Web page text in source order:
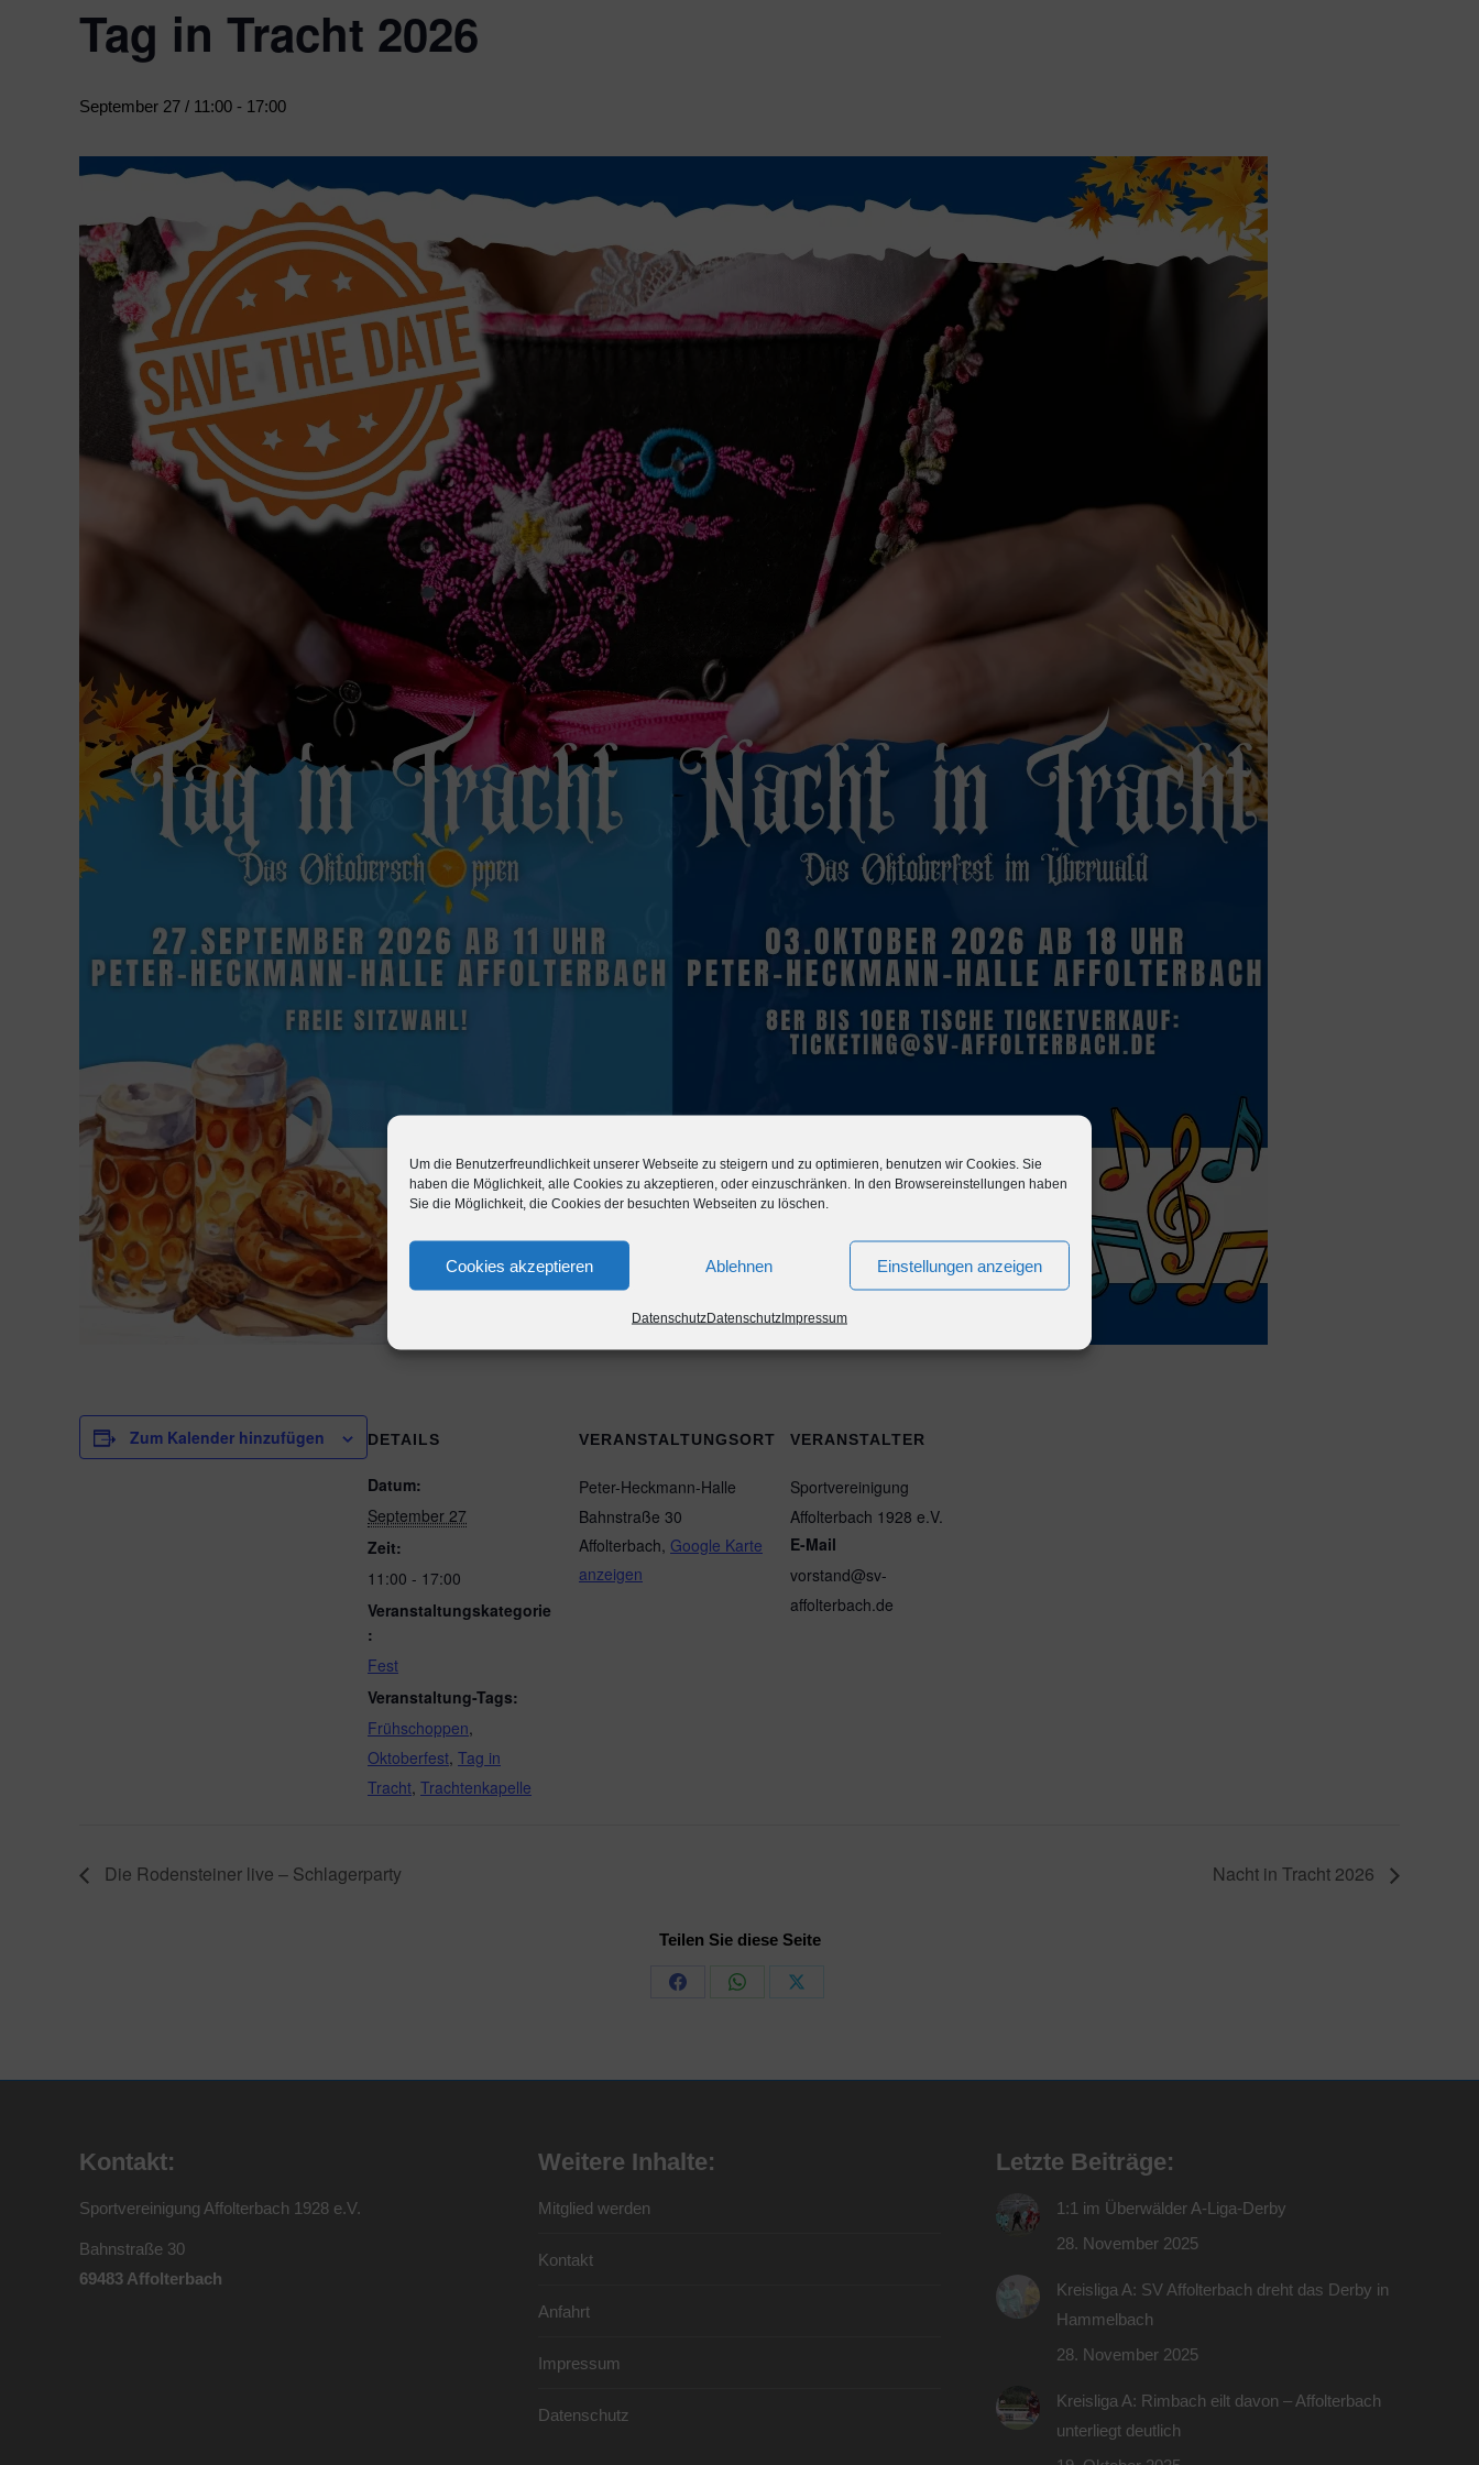
Um die Benutzerfreundlichkeit unserer Webseite zu steigern und zu optimieren, benutzen wir Cookies. Sie
haben die Möglichkeit, alle Cookies zu akzeptieren, oder einzuschränken. In den Browsereinstellungen haben
Sie die Möglichkeit, die Cookies der besuchten Webseiten zu löschen.
Cookies akzeptieren Ablehnen Einstellungen anzeigen
DatenschutzDatenschutzImpressum
Tag in Tracht 2026
September 27 / 11:00 - 17:00
Zum Kalender hinzufügen DETAILS
Datum:
September 27
Zeit:
11:00 - 17:00
Veranstaltungskategorie
:
Fest
Veranstaltung-Tags:
Frühschoppen,
Oktoberfest, Tag in
Tracht, Trachtenkapelle
VERANSTALTUNGSORT
Peter-Heckmann-Halle
Bahnstraße 30
Affolterbach, Google Karte
anzeigen
VERANSTALTER
Sportvereinigung
Affolterbach 1928 e.V.
E-Mail
vorstand@sv-
affolterbach.de
Die Rodensteiner live – Schlagerparty Nacht in Tracht 2026
Teilen Sie diese Seite
Share
Share
Kontakt:
Sportvereinigung Affolterbach 1928 e.V.
Bahnstraße 30
69483 Affolterbach
Weitere Inhalte:
Mitglied werden
Kontakt
Anfahrt
Impressum
Datenschutz
Letzte Beiträge:
1:1 im Überwälder A-Liga-Derby
28. November 2025
Kreisliga A: SV Affolterbach dreht das Derby in
Hammelbach
28. November 2025
Kreisliga A: Rimbach eilt davon – Affolterbach
unterliegt deutlich